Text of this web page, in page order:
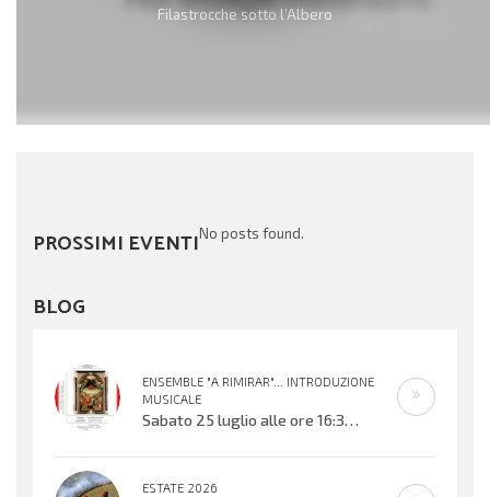
Filastrocche sotto l’Albero
PROSSIMI EVENTINo posts found.
BLOG
ENSEMBLE "A RIMIRAR"... INTRODUZIONE
MUSICALE
Sabato 25 luglio alle ore 16:30 verrà inaugurata la mostra organizzata dal Centro Biblioteca Comunale presso il Palazzo “Suore
ESTATE 2026